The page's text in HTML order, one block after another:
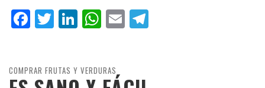
Facebook
Twitter
LinkedIn
WhatsApp
Email
COMPRAR FRUTAS Y VERDURAS